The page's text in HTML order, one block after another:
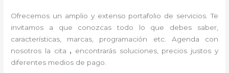
Ofrecemos un amplio y extenso portafolio de servicios. Te
invitamos a que conozcas todo lo que debes saber,
características, marcas, programación etc. Agenda con
nosotros la cita , encontrarás soluciones, precios justos y
diferentes medios de pago.